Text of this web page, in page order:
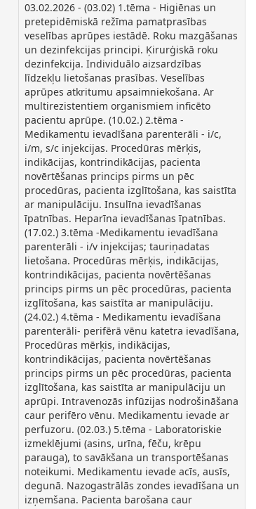
03.02.2026 - (03.02) 1.tēma - Higiēnas un
pretepidēmiskā režīma pamatprasības
veselības aprūpes iestādē. Roku mazgāšanas
un dezinfekcijas principi. Ķirurģiskā roku
dezinfekcija. Individuālo aizsardzības
līdzekļu lietošanas prasības. Veselības
aprūpes atkritumu apsaimniekošana. Ar
multirezistentiem organismiem inficēto
pacientu aprūpe. (10.02.) 2.tēma -
Medikamentu ievadīšana parenterāli - i/c,
i/m, s/c injekcijas. Procedūras mērķis,
indikācijas, kontrindikācijas, pacienta
novērtēšanas princips pirms un pēc
procedūras, pacienta izglītošana, kas saistīta
ar manipulāciju. Insulīna ievadīšanas
īpatnības. Heparīna ievadīšanas īpatnības.
(17.02.) 3.tēma -Medikamentu ievadīšana
parenterāli - i/v injekcijas; tauriņadatas
lietošana. Procedūras mērķis, indikācijas,
kontrindikācijas, pacienta novērtēšanas
princips pirms un pēc procedūras, pacienta
izglītošana, kas saistīta ar manipulāciju.
(24.02.) 4.tēma - Medikamentu ievadīšana
parenterāli- perifērā vēnu katetra ievadīšana,
Procedūras mērķis, indikācijas,
kontrindikācijas, pacienta novērtēšanas
princips pirms un pēc procedūras, pacienta
izglītošana, kas saistīta ar manipulāciju un
aprūpi. Intravenozās infūzijas nodrošināšana
caur perifēro vēnu. Medikamentu ievade ar
perfuzoru. (02.03.) 5.tēma - Laboratoriskie
izmeklējumi (asins, urīna, fēču, krēpu
parauga), to savākšana un transportēšanas
noteikumi. Medikamentu ievade acīs, ausīs,
degunā. Nazogastrālās zondes ievadīšana un
izņemšana. Pacienta barošana caur